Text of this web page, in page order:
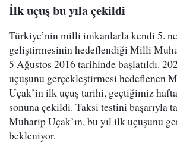
İlk uçuş bu yıla çekildi
Türkiye’nin milli imkanlarla kendi 5.
geliştirmesinin hedeflendiği Milli
5 Ağustos 2016 tarihinde başlatıldı.
uçuşunu gerçekleştirmesi hedeflenen
Uçak’in ilk uçuş tarihi, geçtiğimiz
sonuna çekildi. Taksi testini başarıyla
Muharip Uçak’ın, bu yıl ilk uçuşunu
bekleniyor.